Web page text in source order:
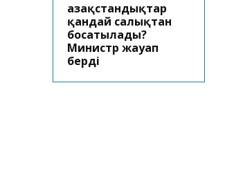
Қазақстандықтар
қандай салықтан
босатылады?
Министр жауап
берді